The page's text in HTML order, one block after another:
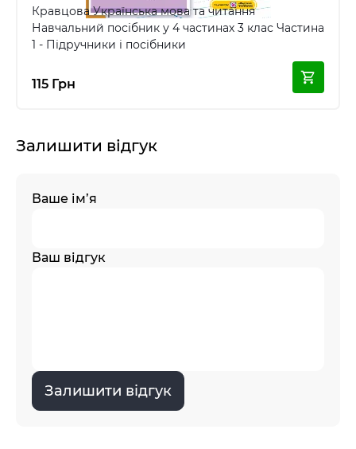
Кравцова Українська мова та читання
Навчальний посібник у 4 частинах 3 клас Частина
1 - Підручники і посібники
115 Грн
Залишити відгук
Ваше ім’я
Ваш відгук
Залишити відгук